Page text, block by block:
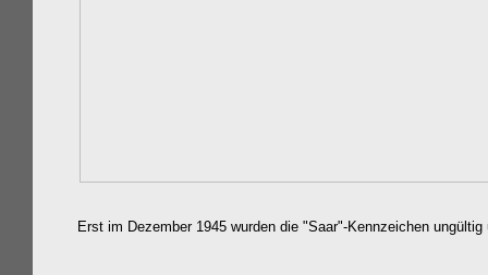
Erst im Dezember 1945 wurden die "Saar"-Kennzeichen